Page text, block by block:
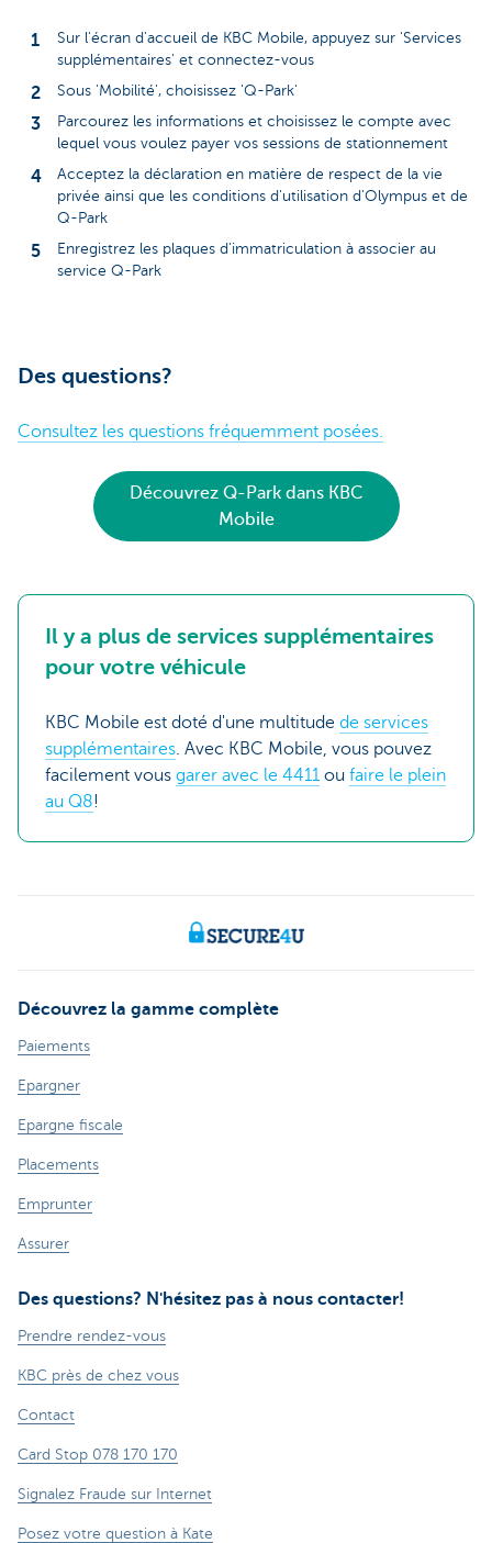
Sur l'écran d'accueil de KBC Mobile, appuyez sur 'Services
supplémentaires' et connectez-vous
Sous 'Mobilité', choisissez 'Q-Park'
Parcourez les informations et choisissez le compte avec
lequel vous voulez payer vos sessions de stationnement
Acceptez la déclaration en matière de respect de la vie
privée ainsi que les conditions d'utilisation d'Olympus et de
Q-Park
Enregistrez les plaques d'immatriculation à associer au
service Q-Park
Des questions?
Consultez les questions fréquemment posées.
Découvrez Q-Park dans KBC
Mobile
Il y a plus de services supplémentaires
pour votre véhicule
KBC Mobile est doté d'une multitude de services
supplémentaires. Avec KBC Mobile, vous pouvez
facilement vous garer avec le 4411 ou faire le plein
au Q8!
Découvrez la gamme complète
Paiements
Epargner
Epargne fiscale
Placements
Emprunter
Assurer
Des questions? N'hésitez pas à nous contacter!
Prendre rendez-vous
KBC près de chez vous
Contact
Card Stop 078 170 170
Signalez Fraude sur Internet
Posez votre question à Kate